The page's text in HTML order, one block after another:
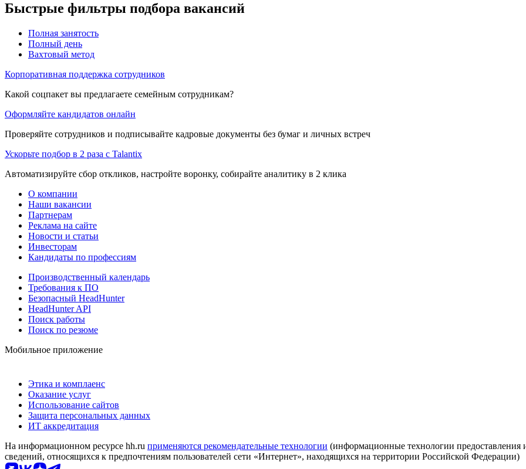
Быстрые фильтры подбора вакансий
Полная занятость
Полный день
Вахтовый метод
Корпоративная поддержка сотрудников
Какой соцпакет вы предлагаете семейным сотрудникам?
Оформляйте кандидатов онлайн
Проверяйте сотрудников и подписывайте кадровые документы без бумаг и личных встреч
Ускорьте подбор в 2 раза с Talantix
Автоматизируйте сбор откликов, настройте воронку, собирайте аналитику в 2 клика
О компании
Наши вакансии
Партнерам
Реклама на сайте
Новости и статьи
Инвесторам
Кандидаты по профессиям
Производственный календарь
Требования к ПО
Безопасный HeadHunter
HeadHunter API
Поиск работы
Поиск по резюме
Мобильное приложение
Этика и комплаенс
Оказание услуг
Использование сайтов
Защита персональных данных
ИТ аккредитация
На информационном ресурсе hh.ru применяются рекомендательные технологии (информационные технологии предоставления
сведений, относящихся к предпочтениям пользователей сети «Интернет», находящихся на территории Российской Федерации)